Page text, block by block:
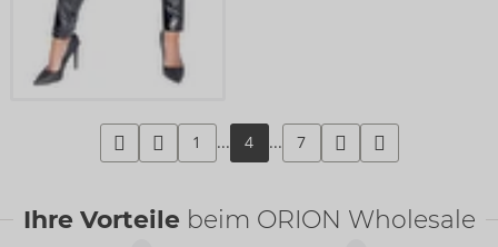
1 ... 4 ... 7
Ihre Vorteile beim ORION Wholesale